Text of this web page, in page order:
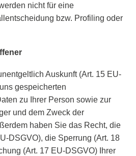
nicht für eine
bzw. Profiling oder
Auskunft (Art. 15 EU-
gespeicherten
zu Ihrer Person sowie zur
und dem Zweck der
haben Sie das Recht, die
DSGVO), die Sperrung (Art. 18
(Art. 17 EU-DSGVO) Ihrer